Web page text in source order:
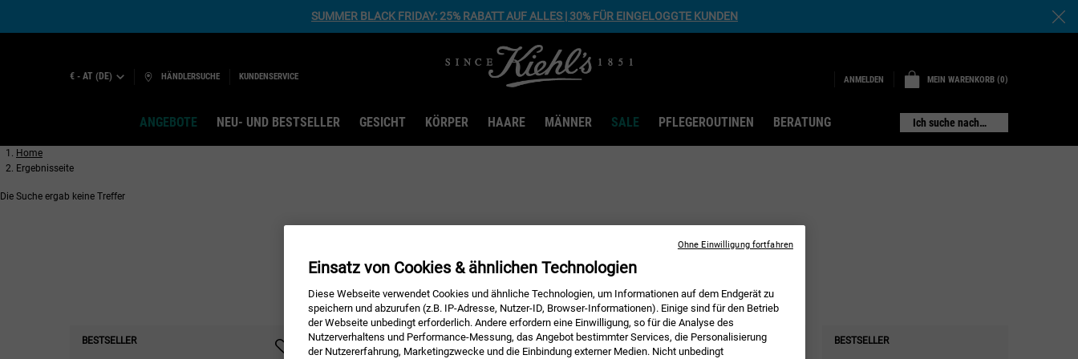
SUMMER BLACK FRIDAY: 25% RABATT AUF ALLES | 30% FÜR EINGELOGGTE KUNDEN
€ - AT (DE) HÄNDLERSUCHE KUNDENSERVICE ANMELDEN MEIN WARENKORB 0
0 PRODUKT
ANGEBOTE NEU- UND BESTSELLER GESICHT KÖRPER HAARE MÄNNER SALE PFLEGEROUTINEN BERATUNG Ich suche nach…
Hauptinhalt
Home
Ergebnisseite
Die Suche ergab keine Treffer
Könnte Dir auch gefallen
BESTSELLER BESTSELLER
Einsatz von Cookies & ähnlichen Technologien
Diese Webseite verwendet Cookies und ähnliche Technologien, um Informationen auf dem Endgerät zu
speichern und abzurufen (z.B. IP-Adresse, Nutzer-ID, Browser-Informationen). Einige sind für den Betrieb
der Webseite unbedingt erforderlich. Andere erfordern eine Einwilligung, so für die Analyse des
Nutzerverhaltens und Performance-Messung, das Angebot bestimmter Services, die Personalisierung
der Nutzererfahrung, Marketingzwecke und die Einbindung externer Medien. Nicht unbedingt
Ohne Einwilligung fortfahren